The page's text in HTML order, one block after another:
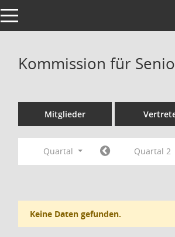
Toggle navigation
Kommission für
Mitglieder
Quartal Quartal 2
Keine Daten gefunden.